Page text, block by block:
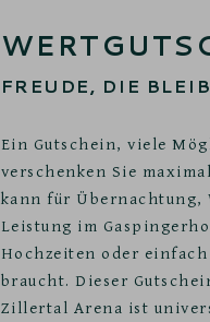
FREUDE, DIE
Ein Gutschein, viele
verschenken Sie
kann für Übernachtung,
Leistung im
Hochzeiten oder
braucht. Dieser
Zillertal Arena ist